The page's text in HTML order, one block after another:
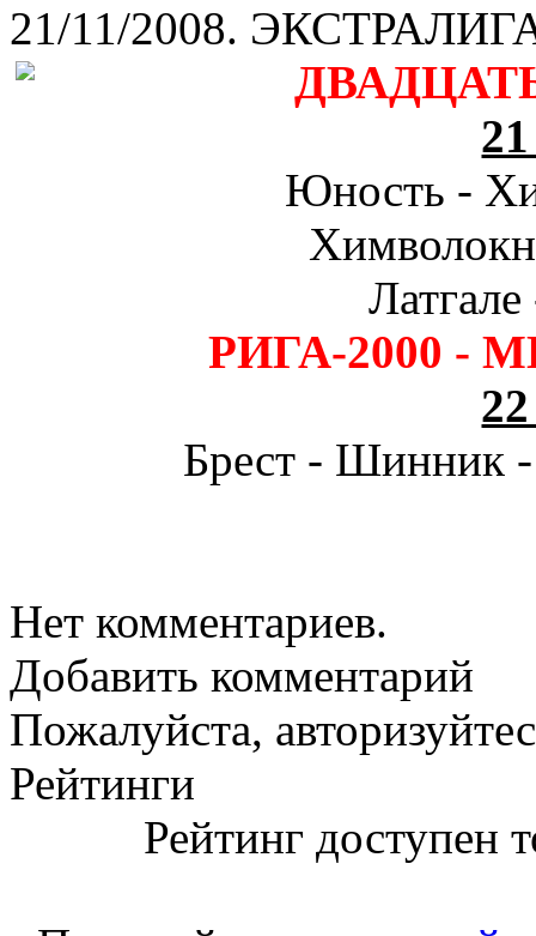
21/11/2008.
Юность -
РИГА-2000 -
Брест - Шинник -
Нет комментариев.
Добавить комментарий
Пожалуйста,
Рейтинги
Рейтинг доступен